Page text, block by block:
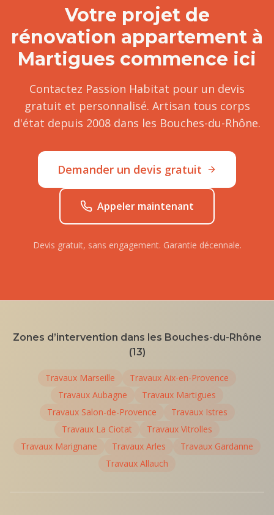
Votre projet de
rénovation appartement à
Martigues commence ici
Contactez Passion Habitat pour un devis
gratuit et personnalisé. Artisan tous corps
d'état depuis 2008 dans les Bouches-du-Rhône.
Demander un devis gratuit
Appeler maintenant
Devis gratuit, sans engagement. Garantie décennale.
Zones d’intervention dans les Bouches-du-Rhône
(13)
Travaux Marseille Travaux Aix-en-Provence
Travaux Aubagne Travaux Martigues
Travaux Salon-de-Provence Travaux Istres
Travaux La Ciotat Travaux Vitrolles
Travaux Marignane Travaux Arles Travaux Gardanne
Travaux Allauch